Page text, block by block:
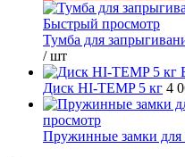
Быстрый просмотр
Тумба для
/ шт
Диск HI-TEMP 5 кг 4
просмотр
Пружинные замки для